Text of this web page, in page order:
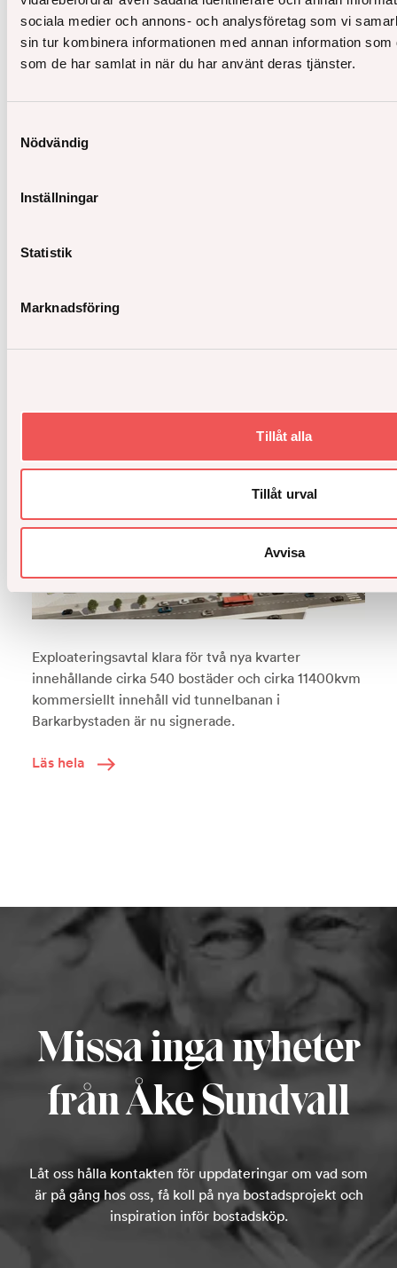
sociala medier och annons- och analysföretag som vi
sin tur kombinera informationen med annan information
som de har samlat in när du har använt deras tjänster.
Nödvändig
Inställningar
Statistik
Marknadsföring
Tillåt alla
Tillåt urval
Avvisa
På Åke Sundvall arbetar vi från tidigt skede med
Exploateringsavtal klara för två nya kvarter
innehållande cirka 540 bostäder och cirka 11400kvm
kommersiellt innehåll vid tunnelbanan i
Barkarbystaden är nu signerade.
Läs hela
Missa inga nyheter
från Åke Sundvall
Låt oss hålla kontakten för uppdateringar om vad som
är på gång hos oss, få koll på nya bostadsprojekt och
inspiration inför bostadsköp.